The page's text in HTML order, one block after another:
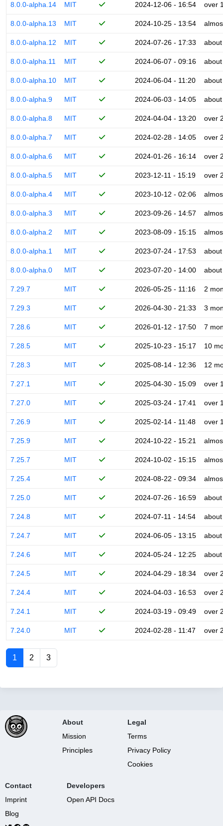
8.0.0-alpha.14 MIT 2024-12-06 - 16:54 over
8.0.0-alpha.13 MIT 2024-10-25 - 13:54
8.0.0-alpha.12 MIT 2024-07-26 - 17:33
8.0.0-alpha.11 MIT 2024-06-07 - 09:16
8.0.0-alpha.10 MIT 2024-06-04 - 11:20
8.0.0-alpha.9 MIT 2024-06-03 - 14:05
8.0.0-alpha.8 MIT 2024-04-04 - 13:20 over
8.0.0-alpha.7 MIT 2024-02-28 - 14:05 over
8.0.0-alpha.6 MIT 2024-01-26 - 16:14 over
8.0.0-alpha.5 MIT 2023-12-11 - 15:19 over
8.0.0-alpha.4 MIT 2023-10-12 - 02:06
8.0.0-alpha.3 MIT 2023-09-26 - 14:57
8.0.0-alpha.2 MIT 2023-08-09 - 15:15
8.0.0-alpha.1 MIT 2023-07-24 - 17:53
8.0.0-alpha.0 MIT 2023-07-20 - 14:00
7.29.7 MIT 2026-05-25 - 11:16 2
7.29.3 MIT 2026-04-30 - 21:33 3
7.28.6 MIT 2026-01-12 - 17:50 7
7.28.5 MIT 2025-10-23 - 15:17 10
7.28.3 MIT 2025-08-14 - 12:36 12
7.27.1 MIT 2025-04-30 - 15:09 over
7.27.0 MIT 2025-03-24 - 17:41 over
7.26.9 MIT 2025-02-14 - 11:48 over
7.25.9 MIT 2024-10-22 - 15:21
7.25.7 MIT 2024-10-02 - 15:15
7.25.4 MIT 2024-08-22 - 09:34
7.25.0 MIT 2024-07-26 - 16:59
7.24.8 MIT 2024-07-11 - 14:54
7.24.7 MIT 2024-06-05 - 13:15
7.24.6 MIT 2024-05-24 - 12:25
7.24.5 MIT 2024-04-29 - 18:34 over
7.24.4 MIT 2024-04-03 - 16:53 over
7.24.1 MIT 2024-03-19 - 09:49 over
7.24.0 MIT 2024-02-28 - 11:47 over
1 2 3
About
Mission
Principles
Legal
Terms
Privacy Policy
Cookies
Contact
Imprint
Blog
Developers
Open API Docs